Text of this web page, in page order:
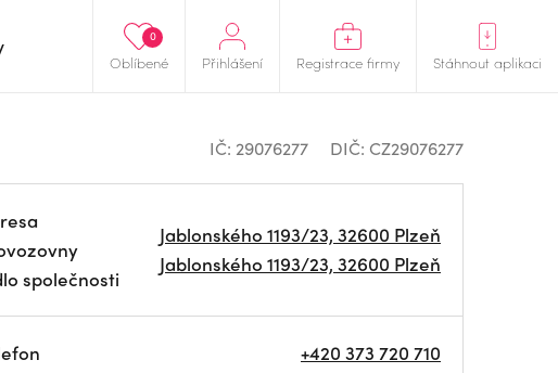
Oblíbené
0
Přihlášení Registrace firmy Stáhnout aplikaci
IČ: 29076277 DIČ: CZ29076277
společnosti
Jablonského 1193/23, 32600 Plzeň
Jablonského 1193/23, 32600 Plzeň
+420 373 720 710